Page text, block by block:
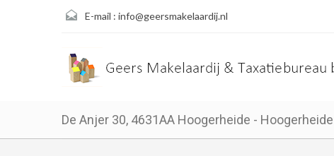
E-mail : info@geersmakelaardij.nl
De Anjer 30, 4631AA Hoogerheide - Hoogerheide